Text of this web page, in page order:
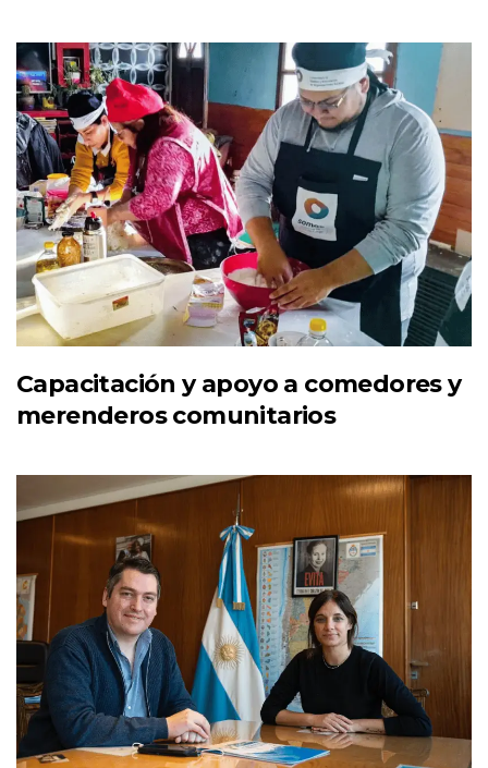
Capacitación y apoyo a comedores y
merenderos comunitarios